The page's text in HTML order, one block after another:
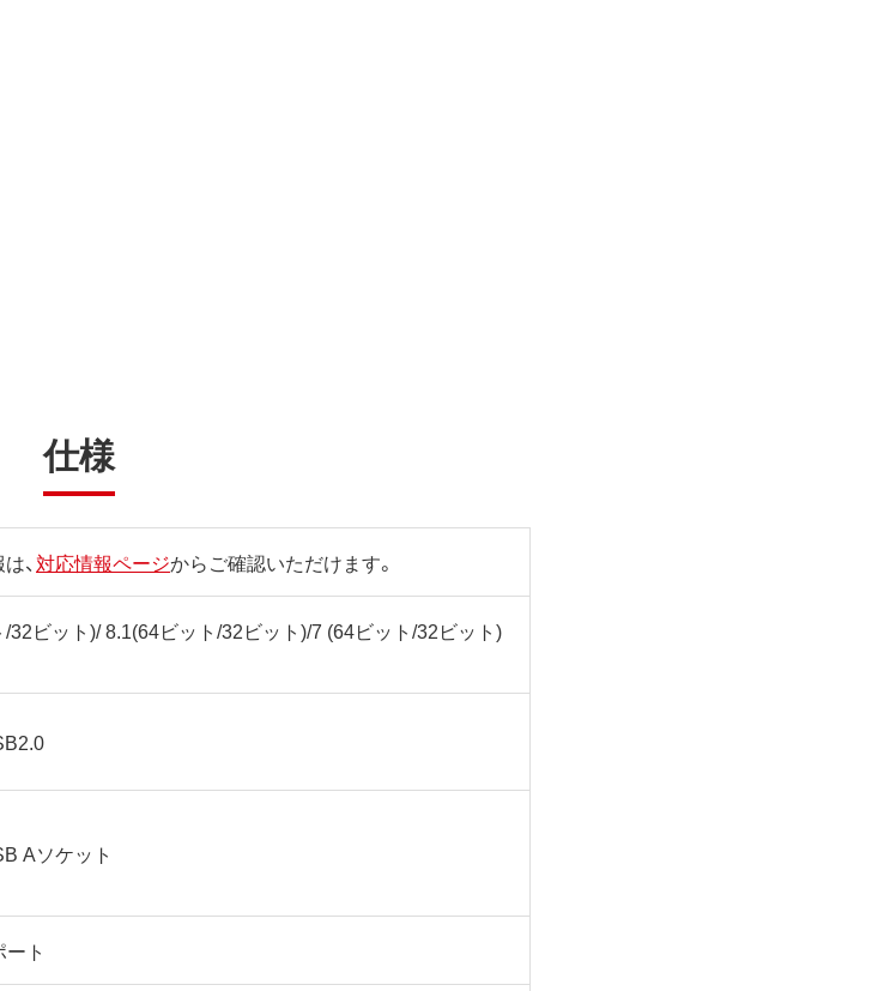
仕様
、対応情報ページからご確認いただけます。
Windows : 10(64ビット/32ビット)/ 8.1(64ビット/32ビット)/7 (64ビット/32ビット)
Aソケット
ート